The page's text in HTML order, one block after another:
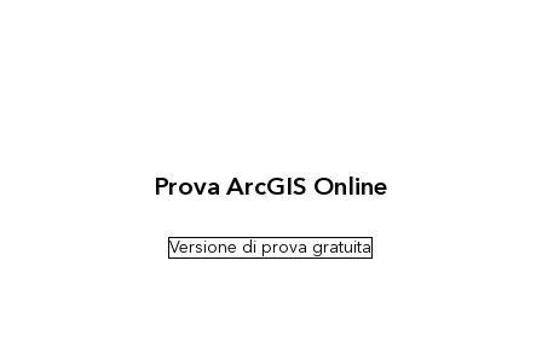
Prova ArcGIS Online
Versione di prova gratuita